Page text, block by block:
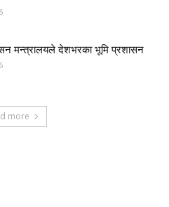
मन्त्रालयले देशभरका भूमि प्रशासन
more